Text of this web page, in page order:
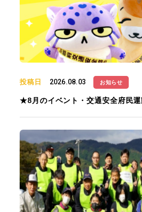
投稿日 2026.08.03 お知らせ
★8月のイベント・交通安全府民